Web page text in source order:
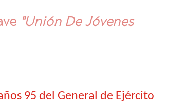
"Unión De Jóvenes
95 del General de Ejército